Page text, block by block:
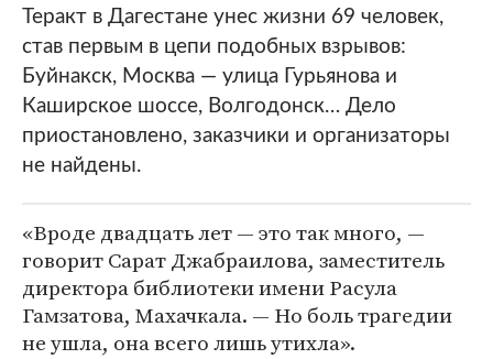
Теракт в Дагестане унес жизни 69 человек,
став первым в цепи подобных взрывов:
Буйнакск, Москва — улица Гурьянова и
Каширское шоссе, Волгодонск… Дело
приостановлено, заказчики и организаторы
не найдены.
«Вроде двадцать лет — это так много, —
говорит Сарат Джабраилова, заместитель
директора библиотеки имени Расула
Гамзатова, Махачкала. — Но боль трагедии
не ушла, она всего лишь утихла».